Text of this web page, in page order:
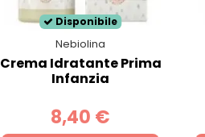
Disponibile
Nebiolina
Crema Idratante Prima
Infanzia
8,40 €